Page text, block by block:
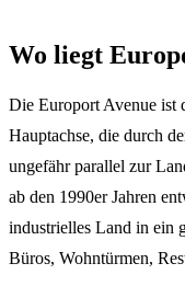
Wo liegt
Die Europort Avenue ist
Hauptachse, die durch
ungefähr parallel zur
ab den 1990er Jahren
industrielles Land in ein
Büros, Wohntürmen,